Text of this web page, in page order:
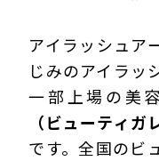
アイラッシュア
じみのアイラッ
一部上場の美
（ビューティガ
です。全国のビ